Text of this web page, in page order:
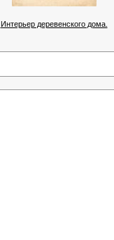
Интерьер деревенского дома.